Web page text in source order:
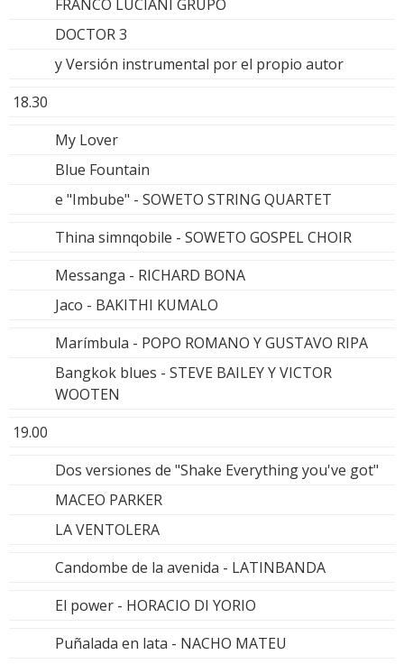
FRANCO LUCIANI GRUPO
DOCTOR 3
y Versión instrumental por el propio autor
18.30
My Lover
Blue Fountain
e "Imbube" - SOWETO STRING QUARTET
Thina simnqobile - SOWETO GOSPEL CHOIR
Messanga - RICHARD BONA
Jaco - BAKITHI KUMALO
Marímbula - POPO ROMANO Y GUSTAVO RIPA
Bangkok blues - STEVE BAILEY Y VICTOR
WOOTEN
19.00
Dos versiones de "Shake Everything you've got"
MACEO PARKER
LA VENTOLERA
Candombe de la avenida - LATINBANDA
El power - HORACIO DI YORIO
Puñalada en lata - NACHO MATEU